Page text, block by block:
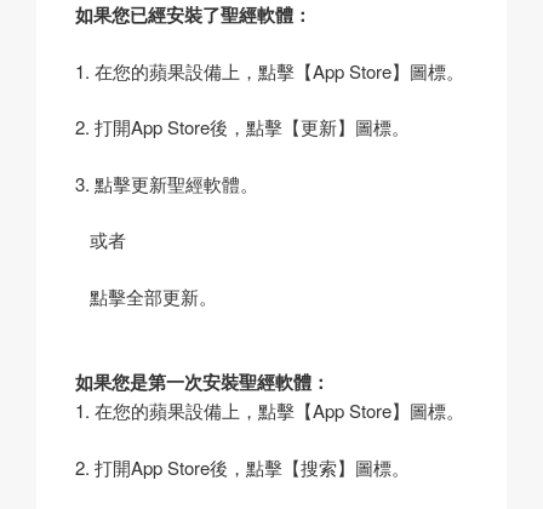
如果您已經安裝了聖經軟體：
1. 在您的蘋果設備上，點擊【App Store】圖標。
2. 打開App Store後，點擊【更新】圖標。
3. 點擊更新聖經軟體。
或者
點擊全部更新。
如果您是第一次安裝聖經軟體：
1. 在您的蘋果設備上，點擊【App Store】圖標。
2. 打開App Store後，點擊【搜索】圖標。